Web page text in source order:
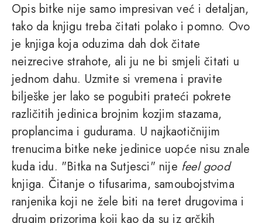
Opis bitke nije samo impresivan već i detaljan,
tako da knjigu treba čitati polako i pomno. Ovo
je knjiga koja oduzima dah dok čitate
neizrecive strahote, ali ju ne bi smjeli čitati u
jednom dahu. Uzmite si vremena i pravite
bilješke jer lako se pogubiti prateći pokrete
različitih jedinica brojnim kozjim stazama,
proplancima i gudurama. U najkaotičnijim
trenucima bitke neke jedinice uopće nisu znale
kuda idu. "Bitka na Sutjesci" nije feel good
knjiga. Čitanje o tifusarima, samoubojstvima
ranjenika koji ne žele biti na teret drugovima i
drugim prizorima koji kao da su iz grčkih